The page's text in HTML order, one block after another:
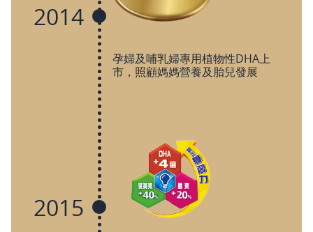
2014
孕婦及哺乳婦專用植物性DHA上
市，照顧媽媽營養及胎兒發展
2015